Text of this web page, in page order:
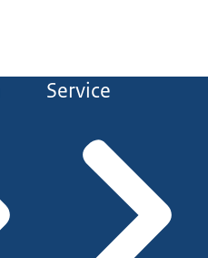
Service